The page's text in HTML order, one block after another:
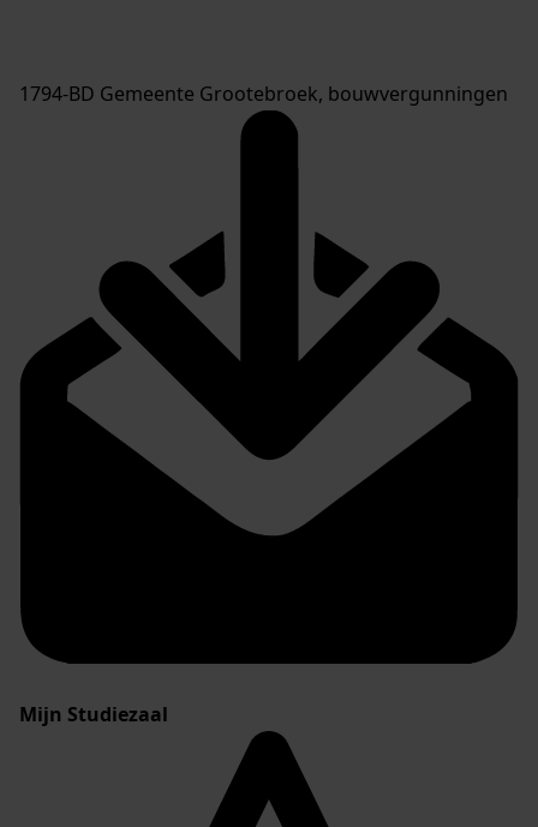
1794-BD Gemeente Grootebroek, bouwvergunningen
Mijn Studiezaal